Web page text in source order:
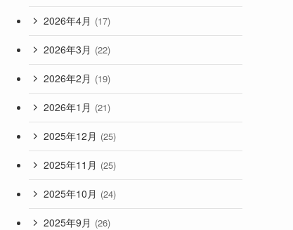
2026年4月 (17)
2026年3月 (22)
2026年2月 (19)
2026年1月 (21)
2025年12月 (25)
2025年11月 (25)
2025年10月 (24)
2025年9月 (26)